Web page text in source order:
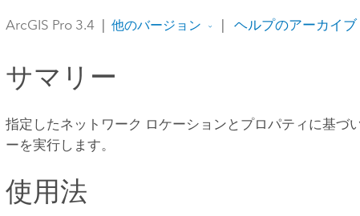
インフラストラクチャ管理の探索
すべてのストーリー
ArcGIS Pro 3.4 他のバージョン ヘルプのアーカイブ
サマリー
指定したネットワーク ロケーションとプロパティに基づ
ーを実行します。
使用法